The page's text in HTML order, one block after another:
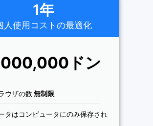
1年
人使用コストの最適化
ドン
ウザの数 無制限
タはコンピュータにのみ保存され